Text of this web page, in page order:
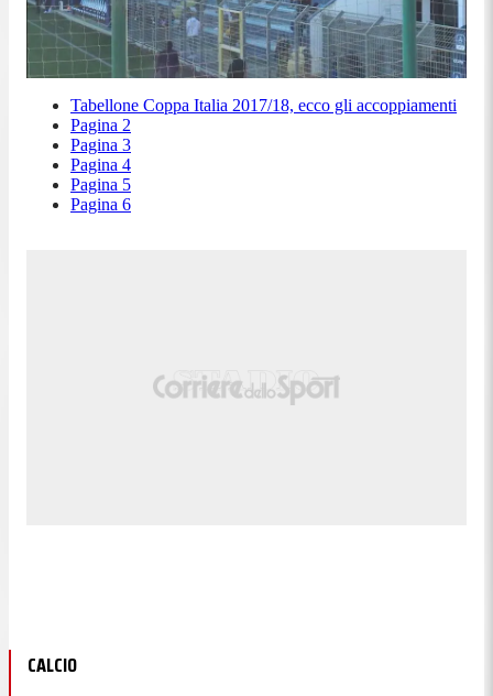
Tabellone Coppa Italia 2017/18, ecco gli accoppiamenti
Pagina 2
Pagina 3
Pagina 4
Pagina 5
Pagina 6
CALCIO